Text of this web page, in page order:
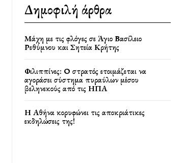
Δημοφιλή άρθρα
Μάχη με τις φλόγες σε Άγιο Βασίλειο
Ρεθύμνου και Σητεία Κρήτης
Φιλιππίνες: Ο στρατός ετοιμάζεται να
αγοράσει σύστημα πυραύλων μέσου
βεληνεκούς από τις ΗΠΑ
Η Αθήνα κορυφώνει τις αποκριάτικες
εκδηλώσεις της!